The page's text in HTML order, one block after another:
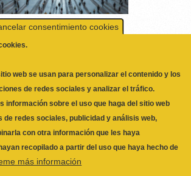
COLEGIO OFICIAL DE
web se usan para personalizar el contenido y los
de redes sociales y analizar el tráfico.
de redes sociales, publicidad y análisis web,
con otra información que les haya
recopilado a partir del uso que haya hecho de
más información
ayudan a hacer una página web utilizable